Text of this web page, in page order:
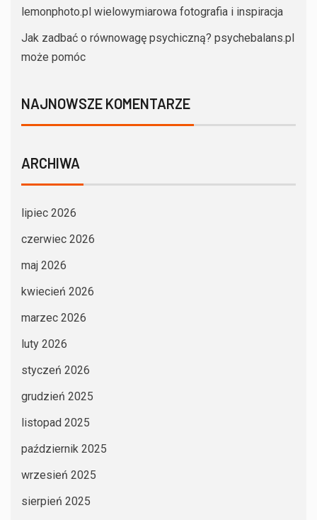
lemonphoto.pl wielowymiarowa fotografia i inspiracja
Jak zadbać o równowagę psychiczną? psychebalans.pl
może pomóc
NAJNOWSZE KOMENTARZE
ARCHIWA
lipiec 2026
czerwiec 2026
maj 2026
kwiecień 2026
marzec 2026
luty 2026
styczeń 2026
grudzień 2025
listopad 2025
październik 2025
wrzesień 2025
sierpień 2025